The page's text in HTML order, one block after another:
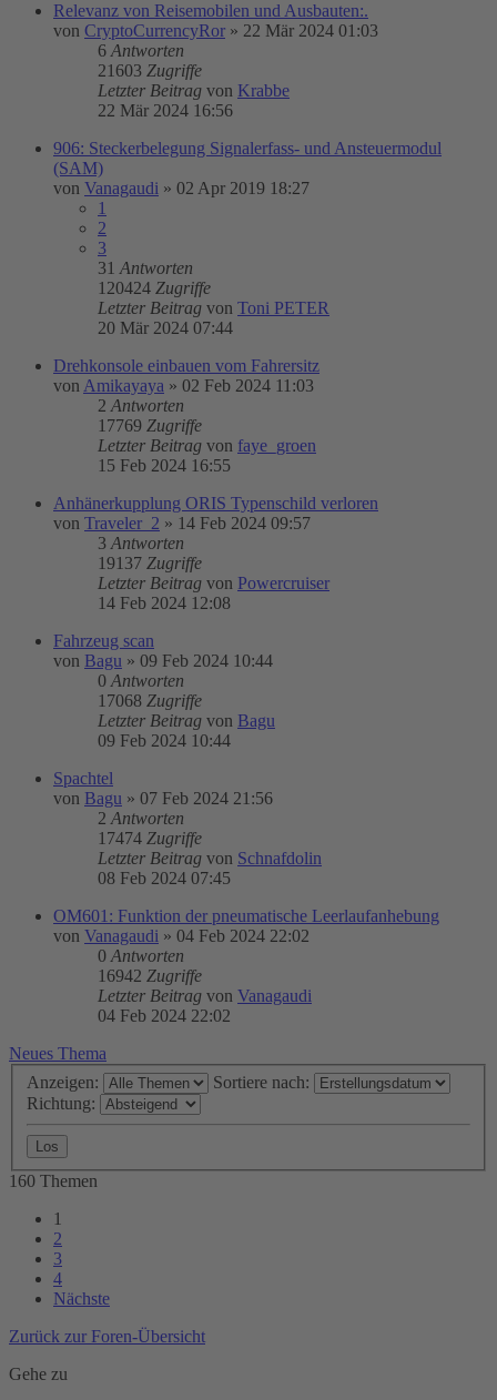
Relevanz von Reisemobilen und Ausbauten:.
von CryptoCurrencyRor » 22 Mär 2024 01:03
6 Antworten
21603 Zugriffe
Letzter Beitrag von Krabbe
22 Mär 2024 16:56
906: Steckerbelegung Signalerfass- und Ansteuermodul
(SAM)
von Vanagaudi » 02 Apr 2019 18:27
1
2
3
31 Antworten
120424 Zugriffe
Letzter Beitrag von Toni PETER
20 Mär 2024 07:44
Drehkonsole einbauen vom Fahrersitz
von Amikayaya » 02 Feb 2024 11:03
2 Antworten
17769 Zugriffe
Letzter Beitrag von faye_groen
15 Feb 2024 16:55
Anhänerkupplung ORIS Typenschild verloren
von Traveler_2 » 14 Feb 2024 09:57
3 Antworten
19137 Zugriffe
Letzter Beitrag von Powercruiser
14 Feb 2024 12:08
Fahrzeug scan
von Bagu » 09 Feb 2024 10:44
0 Antworten
17068 Zugriffe
Letzter Beitrag von Bagu
09 Feb 2024 10:44
Spachtel
von Bagu » 07 Feb 2024 21:56
2 Antworten
17474 Zugriffe
Letzter Beitrag von Schnafdolin
08 Feb 2024 07:45
OM601: Funktion der pneumatische Leerlaufanhebung
von Vanagaudi » 04 Feb 2024 22:02
0 Antworten
16942 Zugriffe
Letzter Beitrag von Vanagaudi
04 Feb 2024 22:02
Neues Thema
Anzeigen:
Sortiere nach:
Richtung:
160 Themen
1
2
3
4
Nächste
Zurück zur Foren-Übersicht
Gehe zu